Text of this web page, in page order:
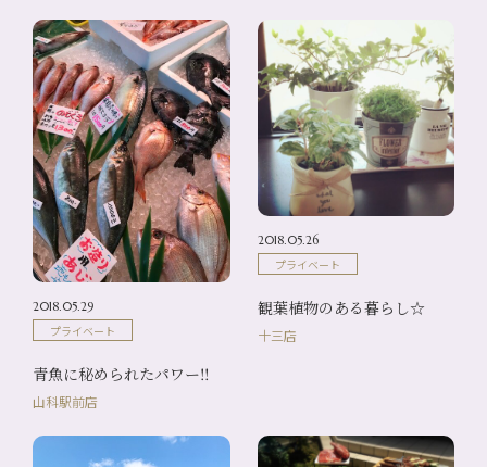
2018.05.29
プライベート
青魚に秘められたパワー‼
山科駅前店
2018.05.26
プライベート
観葉植物のある暮らし☆
十三店